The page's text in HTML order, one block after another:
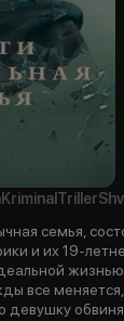
Kriminal Triller
семья,
и их 19-
все меняется,
девушку